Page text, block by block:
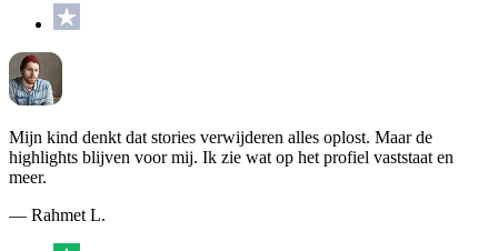
Mijn kind denkt dat stories verwijderen alles oplost. Maar de
highlights blijven voor mij. Ik zie wat op het profiel vaststaat en
meer.
— Rahmet L.